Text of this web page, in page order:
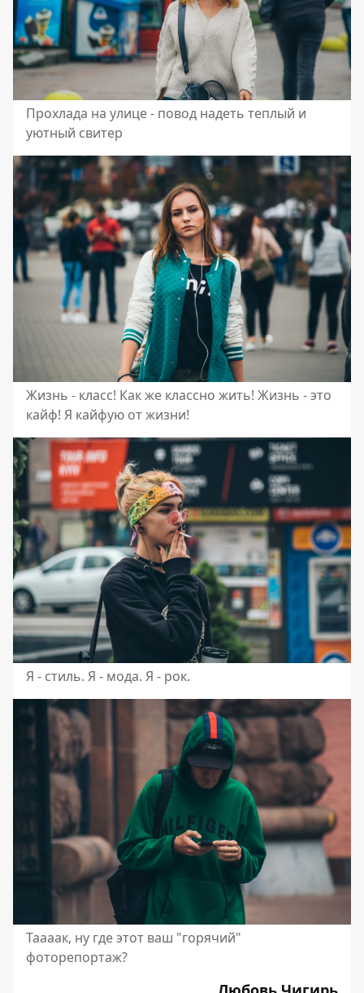
Прохлада на улице - повод надеть теплый и
уютный свитер
Жизнь - класс! Как же классно жить! Жизнь - это
кайф! Я кайфую от жизни!
Я - стиль. Я - мода. Я - рок.
Таааак, ну где этот ваш "горячий"
фоторепортаж?